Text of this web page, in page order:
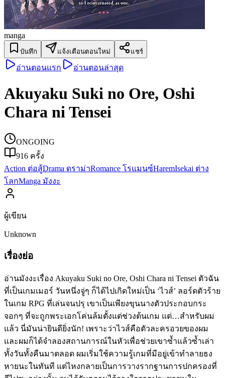
manga
บันทึก แจ้งเตือนตอนใหม่ แชร์
อ่านตอนแรก อ่านตอนล่าสุด
Akuyaku Suki no Ore, Oshi
Chara ni Tensei
ONGOING
916 ครั้ง
Action ต่อสู้Drama ดราม่าRomance โรแมนซ์HaremIsekai ต่าง
โลกManga มังงะ
ผู้เขียน
Unknown
เรื่องย่อ
อ่านมังงะเรื่อง Akuyaku Suki no Ore, Oshi Chara ni Tensei ตัวฉัน
ที่เป็นเกมเมอร์ วันหนึ่งจู่ๆ ก็ได้ไปเกิดใหม่เป็น ‘ไวส์’ ลอร์ดตัวร้าย
ในเกม RPG ที่เล่นจนปรุ เขาเป็นเพียงขุนนางตัวประกอบกระ
จอกๆ ที่จะถูกพระเอกโค่นล้มตั้งแต่ช่วงต้นเกม แต่…สำหรับผม
แล้ว นี่มันน่ายินดียิ่งนัก! เพราะว่าไวส์คือตัวละครอวยของผม
และผมก็ได้จำลองสถานการณ์ในหัวเพื่อช่วยเขาซ้ำแล้วซ้ำเล่า
ทั้งวันทั้งคืนมาตลอด ผมเริ่มใช้ความรู้เกมที่มีอยู่เข้าทำลายธง
หายนะในทันที แต่ไหงกลายเป็นการวางรากฐานการปกครองที่